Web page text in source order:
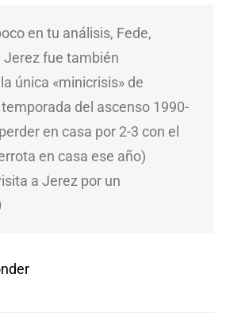
en tu análisis, Fede,
fue también
única «minicrisis» de
del ascenso 1990-
en casa por 2-3 con el
en casa ese año)
a Jerez por un